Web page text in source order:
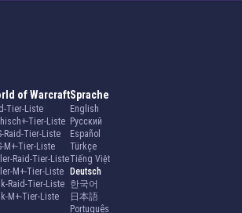
of Warcraft
Tier-Liste
Tier-Liste
Raid-Tier-Liste
M+-Tier-Liste
Raid-Tier-Liste
M+-Tier-Liste
Raid-Tier-Liste
M+-Tier-Liste
Sprache
English
Русский
Español
Türkçe
Tiếng Việt
Deutsch
한국어
日本語
Português